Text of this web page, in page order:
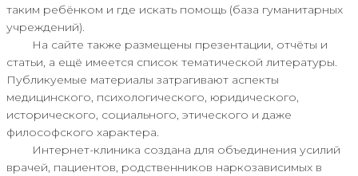
таким ребёнком и где искать помощь (база гуманитарных
учреждений).
На сайте также размещены презентации, отчёты и
статьи, а ещё имеется список тематической литературы.
Публикуемые материалы затрагивают аспекты
медицинского, психологического, юридического,
исторического, социального, этического и даже
философского характера.
Интернет-клиника создана для объединения усилий
врачей, пациентов, родственников наркозависимых в